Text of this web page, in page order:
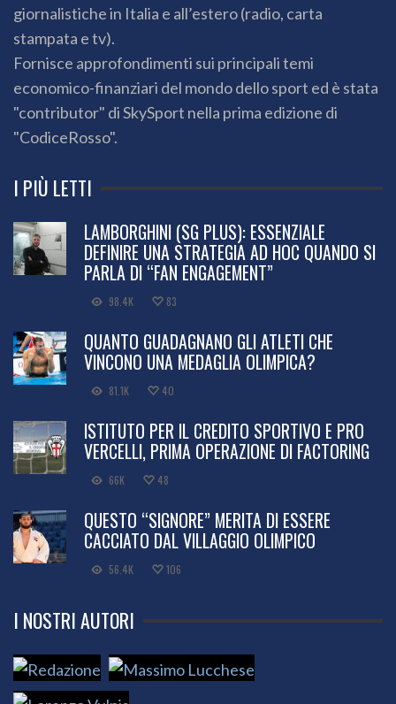
giornalistiche in Italia e all’estero (radio, carta
stampata e tv).
Fornisce approfondimenti sui principali temi
economico-finanziari del mondo dello sport ed è stata
"contributor" di SkySport nella prima edizione di
"CodiceRosso".
I PIÙ LETTI
LAMBORGHINI (SG PLUS): ESSENZIALE
DEFINIRE UNA STRATEGIA AD HOC QUANDO SI
PARLA DI “FAN ENGAGEMENT”
98.4K 83
QUANTO GUADAGNANO GLI ATLETI CHE
VINCONO UNA MEDAGLIA OLIMPICA?
81.1K 40
ISTITUTO PER IL CREDITO SPORTIVO E PRO
VERCELLI, PRIMA OPERAZIONE DI FACTORING
66K 48
QUESTO “SIGNORE” MERITA DI ESSERE
CACCIATO DAL VILLAGGIO OLIMPICO
56.4K 106
I NOSTRI AUTORI